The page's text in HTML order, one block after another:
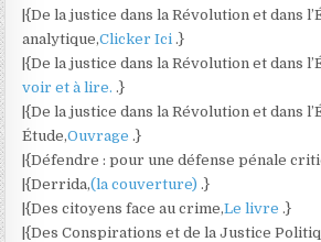
|{De la justice dans la Révolution et dans
analytique,Clicker Ici.}
|{De la justice dans la Révolution et dans
voir et à lire..}
|{De la justice dans la Révolution et dans
Étude,Ouvrage.}
|{Défendre : pour une défense pénale
|{Derrida,(la couverture).}
|{Des citoyens face au crime,Le livre.}
|{Des Conspirations et de la Justice